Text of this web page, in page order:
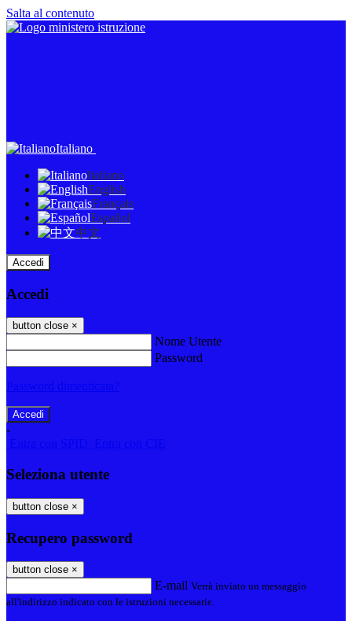
Salta al contenuto
Italiano
Italiano
English
Français
Español
中文
Accedi
Accedi
button close ×
Nome Utente
Password
-
Seleziona utente
button close ×
Recupero password
button close ×
E-mail Verrà inviato un messaggio
all'indirizzo indicato con le istruzioni necessarie.